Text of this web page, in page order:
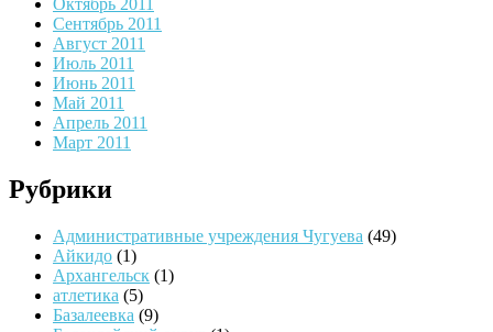
Сентябрь 2011
Август 2011
Июль 2011
Июнь 2011
Май 2011
Апрель 2011
Март 2011
Рубрики
Административные учреждения Чугуева (49)
Айкидо (1)
Архангельск (1)
атлетика (5)
Базалеевка (9)